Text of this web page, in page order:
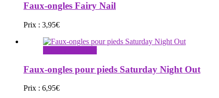
Faux-ongles Fairy Nail
Prix : 3,95€
Faux-ongles pour pieds Saturday Night Out
Prix : 6,95€